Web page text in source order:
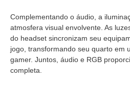
Complementando o áudio, a
atmosfera visual envolvente. As
do headset sincronizam seu
jogo, transformando seu quarto em
gamer. Juntos, áudio e RGB
completa.